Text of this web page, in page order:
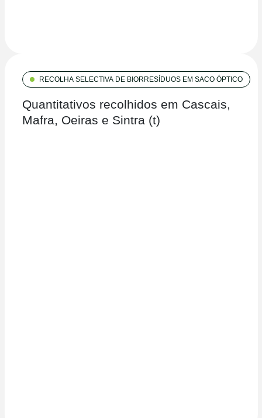
RECOLHA SELECTIVA DE BIORRESÍDUOS EM SACO ÓPTICO
Quantitativos recolhidos em Cascais,
Mafra, Oeiras e Sintra (t)